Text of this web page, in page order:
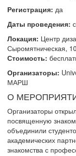
Регистрация: да
Даты проведения:
Локация: Центр
Сыромятническая,
Стоимость:
Организаторы:
МАРШ
О
Организаторы
посвященную
объединили
академических
знакомства с